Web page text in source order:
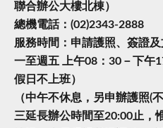
聯合辦公大樓北棟）
總機電話：(02)2343-2888
服務時間：申請護照、簽證
一至週五 上午08：30－下午
假日不上班）
（中午不休息，另申辦護照(
三延長辦公時間至20:00止，